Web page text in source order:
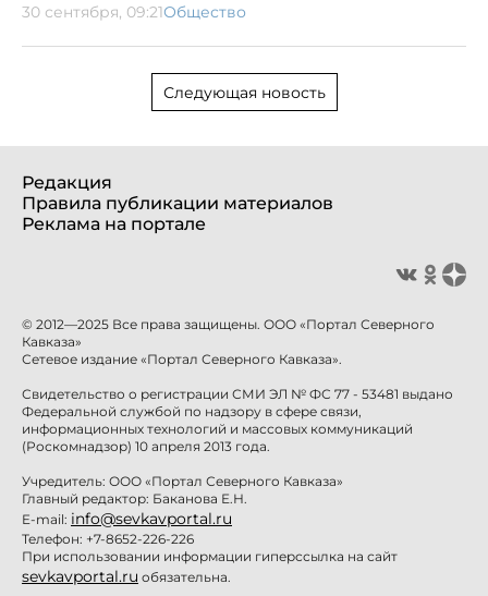
30 сентября, 09:21Общество
Следующая новость
Редакция
Правила публикации материалов
Реклама на портале
© 2012—2025 Все права защищены. ООО «Портал Северного
Кавказа»
Сетевое издание «Портал Северного Кавказа».
Свидетельство о регистрации СМИ ЭЛ № ФС 77 - 53481 выдано
Федеральной службой по надзору в сфере связи,
информационных технологий и массовых коммуникаций
(Роскомнадзор) 10 апреля 2013 года.
Учредитель: ООО «Портал Северного Кавказа»
Главный редактор: Баканова Е.Н.
E-mail: info@sevkavportal.ru
Телефон: +7-8652-226-226
При использовании информации гиперссылка на сайт
sevkavportal.ru обязательна.